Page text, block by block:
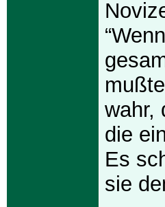
wahr,
die
Es
sie